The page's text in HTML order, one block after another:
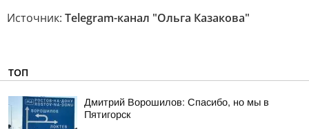
Источник: Telegram-канал "Ольга Казакова"
ТОП
Дмитрий Ворошилов: Спасибо, но мы в
Пятигорск